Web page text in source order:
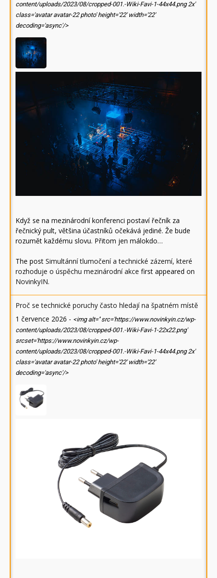
content/uploads/2023/08/cropped-001.-Wiki-Favi-1-44x44.png 2x'
class='avatar avatar-22 photo' height='22' width='22'
decoding='async'/>
Když se na mezinárodní konferenci postaví řečník za
řečnický pult, většina účastníků očekává jediné. Že bude
rozumět každému slovu. Přitom jen málokdo…
The post Simultánní tlumočení a technické zázemí, které
rozhoduje o úspěchu mezinárodní akce first appeared on
NovinkyIN.
Proč se technické poruchy často hledají na špatném místě
1 července 2026 - <img alt='' src='https://www.novinkyin.cz/wp-
content/uploads/2023/08/cropped-001.-Wiki-Favi-1-22x22.png'
srcset='https://www.novinkyin.cz/wp-
content/uploads/2023/08/cropped-001.-Wiki-Favi-1-44x44.png 2x'
class='avatar avatar-22 photo' height='22' width='22'
decoding='async'/>